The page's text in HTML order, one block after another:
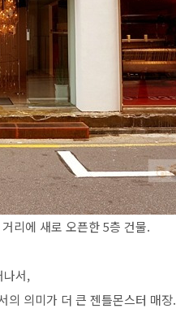
리에 새로 오픈한 5층 건물.
나서,
의 의미가 더 큰 젠틀몬스터 매장.